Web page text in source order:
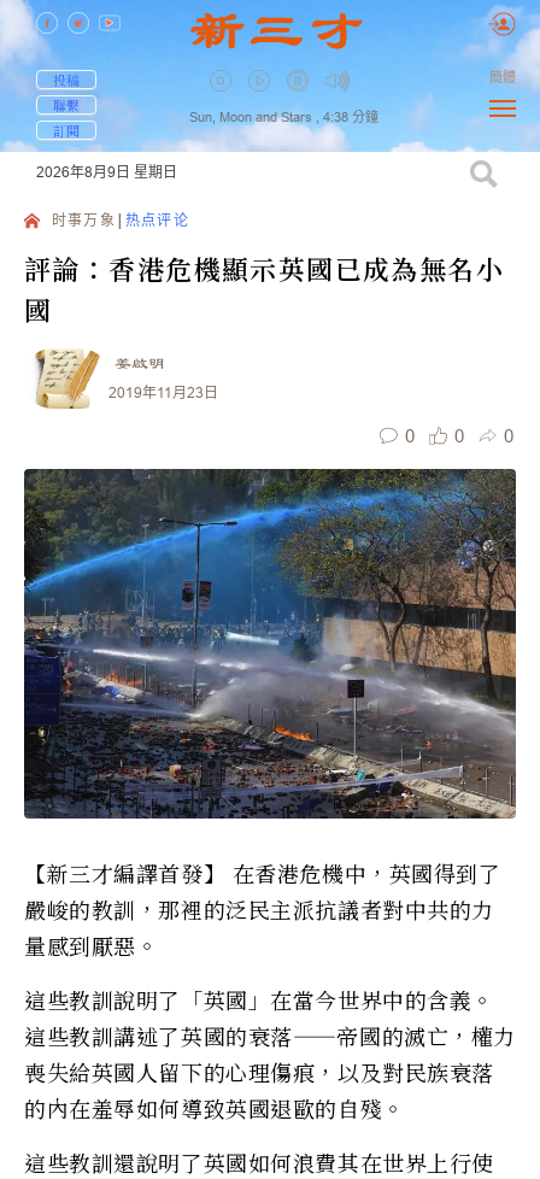
投稿
聯繫
訂閱
Sun, Moon and Stars , 4:38 分鐘
簡體
2026年8月9日 星期日
时事万象 热点评论
評論：香港危機顯示英國已成為無名小
國
姜啟明
2019年11月23日
0 0 0
【新三才編譯首發】 在香港危機中，英國得到了
嚴峻的教訓，那裡的泛民主派抗議者對中共的力
量感到厭惡。
這些教訓說明了「英國」在當今世界中的含義。
這些教訓講述了英國的衰落——帝國的滅亡，權力
喪失給英國人留下的心理傷痕，以及對民族衰落
的內在羞辱如何導致英國退歐的自殘。
這些教訓還說明了英國如何浪費其在世界上行使